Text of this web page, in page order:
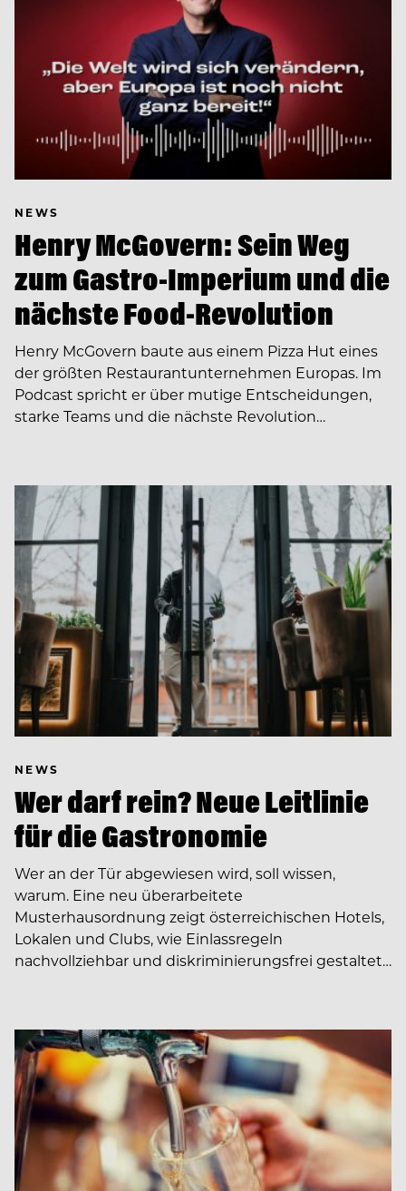
NEWS
Henry McGovern: Sein Weg
zum Gastro-Imperium und die
nächste Food-Revolution
Henry McGovern baute aus einem Pizza Hut eines
der größten Restaurantunternehmen Europas. Im
Podcast spricht er über mutige Entscheidungen,
starke Teams und die nächste Revolution…
NEWS
Wer darf rein? Neue Leitlinie
für die Gastronomie
Wer an der Tür abgewiesen wird, soll wissen,
warum. Eine neu überarbeitete
Musterhausordnung zeigt österreichischen Hotels,
Lokalen und Clubs, wie Einlassregeln
nachvollziehbar und diskriminierungsfrei gestaltet…